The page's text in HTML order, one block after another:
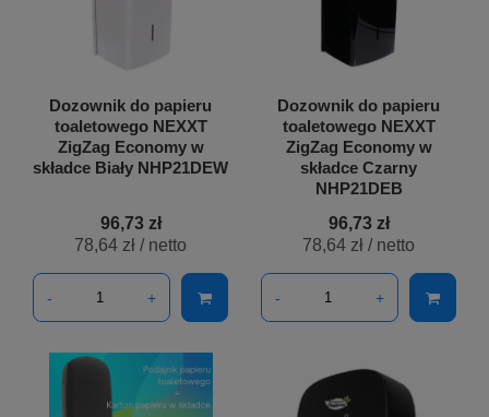
Dozownik do papieru
toaletowego NEXXT
ZigZag Economy w
składce Biały NHP21DEW
96,73 zł
78,64 zł / netto
- +
Dozownik do papieru
toaletowego NEXXT
ZigZag Economy w
składce Czarny
NHP21DEB
96,73 zł
78,64 zł / netto
- +